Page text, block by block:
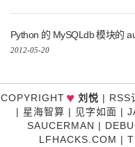
Python 的 MySQLdb 模块的
2012-05-20
COPYRIGHT♥ 刘悦 | RSS
| 星海智算 | 见字如面 |
SAUCERMAN |
LFHACKS.COM |